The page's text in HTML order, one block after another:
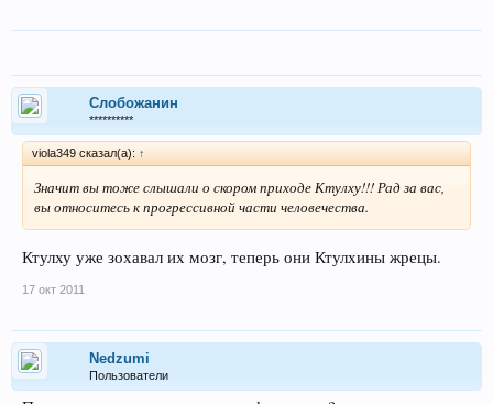
Слобожанин
**********
viola349 сказал(а): ↑
Значит вы тоже слышали о скором приходе Ктулху!!! Рад за вас,
вы относитесь к прогрессивной части человечества.
Ктулху уже зохавал их мозг, теперь они Ктулхины жрецы.
17 окт 2011
Nedzumi
Пользователи